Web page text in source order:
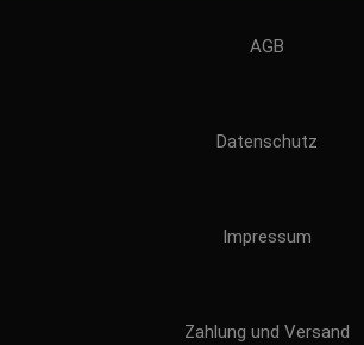
AGB
Datenschutz
Impressum
Zahlung und Versand